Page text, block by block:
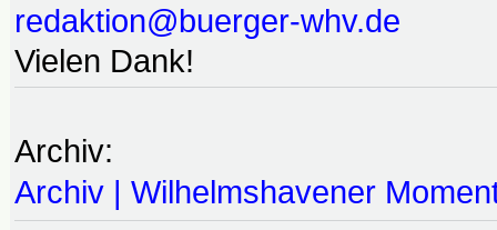
redaktion@buerger-whv.de
Vielen Dank!
Archiv:
Archiv | Wilhelmshavener